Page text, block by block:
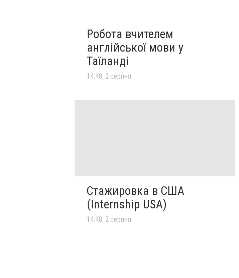
Робота вчителем
англійської мови у
Таїланді
14:48, 2 серпня
Стажировка в США
(Internship USA)
14:48, 2 серпня